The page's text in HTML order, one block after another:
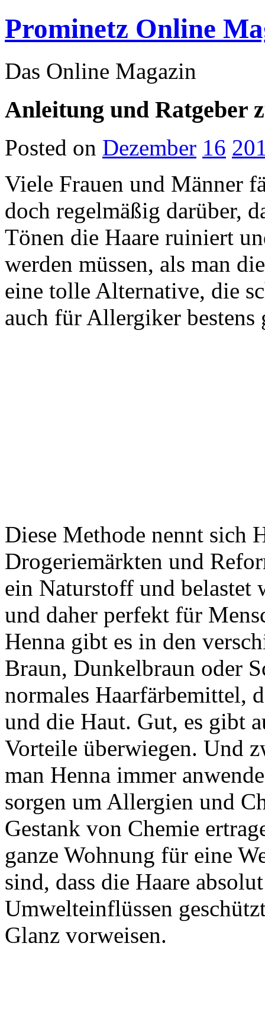
Prominetz Online
Das Online Magazin
Anleitung und Ratgeber
Posted on Dezember 16
Viele Frauen und Männer
doch regelmäßig darüber,
Tönen die Haare ruiniert
werden müssen, als man
eine tolle Alternative, die
auch für Allergiker bestens
Diese Methode nennt sich
Drogeriemärkten und
ein Naturstoff und belastet
und daher perfekt für
Henna gibt es in den
Braun, Dunkelbraun oder
normales Haarfärbemittel,
und die Haut. Gut, es gibt
Vorteile überwiegen. Und
man Henna immer
sorgen um Allergien und
Gestank von Chemie
ganze Wohnung für eine
sind, dass die Haare
Umwelteinflüssen
Glanz vorweisen.